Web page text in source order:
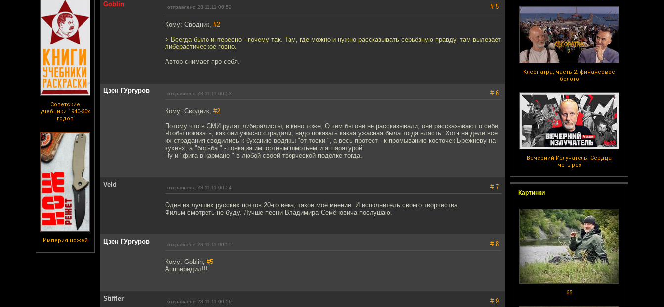
Советские
учебники 1940-50х
годов
Империя ножей
Клеопатра, часть 2: финансовое
болото
Вечерний Излучатель: Сердца
четырех
Картинки
65
Goblin отправлено 28.11.11 00:52 # 5
Кому: Сводник, #2
> Всегда было интересно - почему так. Там, где можно и нужно рассказывать серьёзную правду, там вылезает
либерастическое говно.
Автор снимает про себя.
Цзен ГУргуров отправлено 28.11.11 00:53 # 6
Кому: Сводник, #2
Потому что в СМИ рулят либералисты, в кино тоже. О чем бы они не рассказывали, они рассказывают о себе.
Чтобы показать, как они ужасно страдали, надо показать какая ужасная была тогда власть. Хотя на деле все
их страдания сводились к буханию водяры "от тоски ", а весь протест - к промыванию косточек Брежневу на
кухнях, а "борьба " - гонка за импортным шмотьем и аппаратурой.
Ну и "фига в кармане " в любой своей творческой поделке тогда.
Veld отправлено 28.11.11 00:54 # 7
Один из лучших русских поэтов 20-го века, такое моё мнение. И исполнитель своего творчества.
Фильм смотреть не буду. Лучше песни Владимира Семёновича послушаю.
Цзен ГУргуров отправлено 28.11.11 00:55 # 8
Кому: Goblin, #5
Апппередил!!!
Stiffler отправлено 28.11.11 00:56 # 9